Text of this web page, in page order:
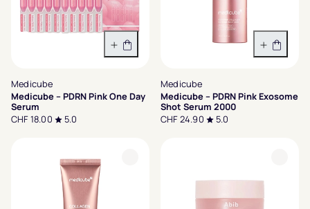
In den Warenkorb
Medicube
Medicube – PDRN Pink One Day
Serum
CHF 18.00
5.0
In den
Medicube
Medicube – PDRN Pink Exosome
Shot Serum 2000
CHF 24.90
5.0